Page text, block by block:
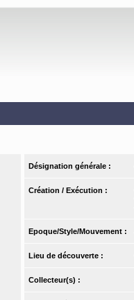
Désignation générale :
Création / Exécution :
Epoque/Style/Mouvement :
Lieu de découverte :
Collecteur(s) :